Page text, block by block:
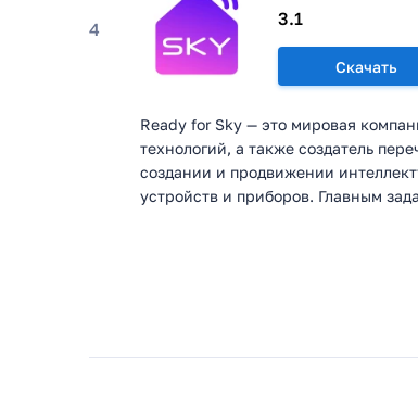
4 3.1
Скачать
Ready for Sky — это мировая
технологий, а также создатель
создании и продвижении
устройств и приборов. Главным